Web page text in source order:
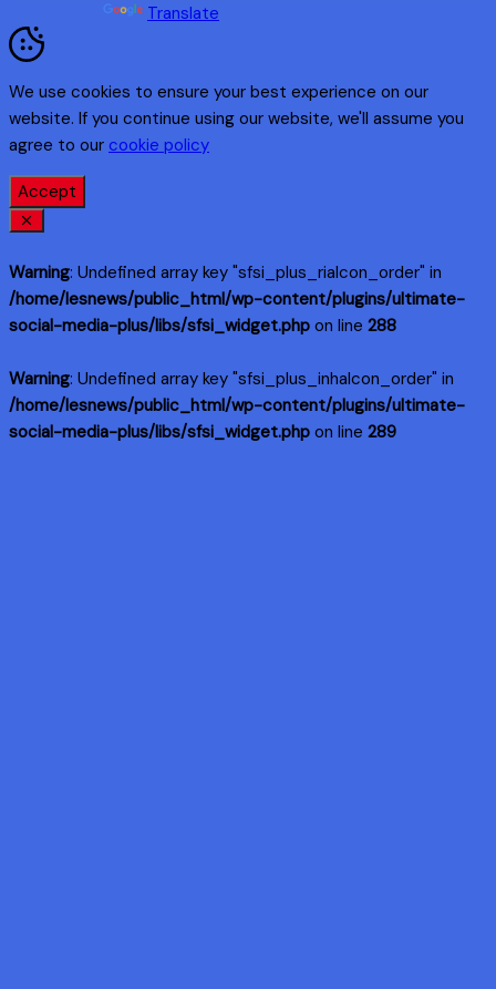
Translate
We use cookies to ensure your best experience on our
website. If you continue using our website, we'll assume you
agree to our cookie policy
Accept
Warning: Undefined array key "sfsi_plus_riaIcon_order" in
/home/lesnews/public_html/wp-content/plugins/ultimate-
social-media-plus/libs/sfsi_widget.php on line 288
Warning: Undefined array key "sfsi_plus_inhaIcon_order" in
/home/lesnews/public_html/wp-content/plugins/ultimate-
social-media-plus/libs/sfsi_widget.php on line 289